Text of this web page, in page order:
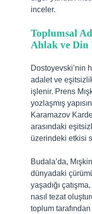
inceler.
Toplumsal
Ahlak ve Din
Dostoyevski’nin
adalet ve
işlenir. Prens
yozlaşmış
Karamazov
arasındaki
üzerindeki etkisi
Budala’da,
dünyadaki
yaşadığı
nasıl tezat
toplum